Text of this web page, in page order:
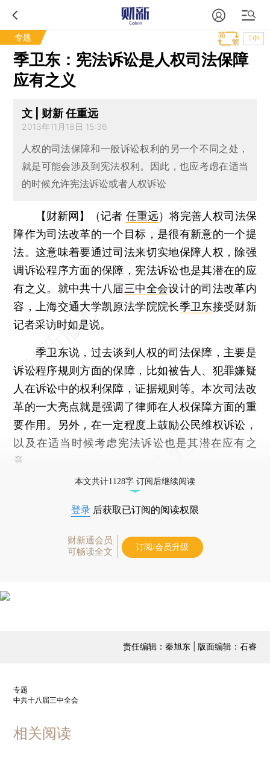
专题 T中
季卫东：宪法诉讼是人权司法保障
应有之义
文 | 财新 任重远
2013年11月18日 15:36
人权的司法保障和一般诉讼权利的另一个不同之处，
就是可能会涉及到宪法权利。因此，也应考虑在适当
的时候允许宪法诉讼或者人权诉讼
【财新网】（记者 任重远） 将完善人权司法保
障作为司法改革的一个目标，是很有新意的一个提
法。这意味着要通过司法来切实地保障人权，除强
调诉讼程序方面的保障，宪法诉讼也是其潜在的应
有之义。就中共十八届三中全会设计的司法改革内
容，上海交通大学凯原法学院院长季卫东接受财新
记者采访时如是说。
季卫东说，过去谈到人权的司法保障，主要是
诉讼程序规则方面的保障，比如被告人、犯罪嫌疑
人在诉讼中的权利保障，证据规则等。本次司法改
革的一大亮点就是强调了律师在人权保障方面的重
要作用。另外，在一定程度上鼓励公民维权诉讼，
以及在适当时候考虑宪法诉讼也是其潜在应有之
意。
本文共计1128字 订阅后继续阅读
登录 后获取已订阅的阅读权限
财新通会员
可畅读全文
订阅/会员升级
责任编辑：秦旭东 | 版面编辑：石睿
专题
中共十八届三中全会
相关阅读